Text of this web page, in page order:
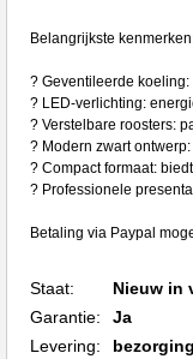
Belangrijkste
? Geventileerde
? LED-verlichting:
? Verstelbare roosters:
? Modern zwart
? Compact formaat:
? Professionele
Betaling via Paypal
Staat:
Nieuw in
Garantie:
Ja
Levering: